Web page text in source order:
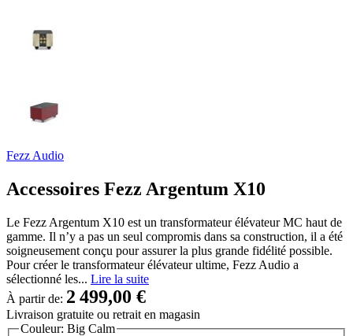
Fezz Audio
Accessoires Fezz Argentum X10
Le Fezz Argentum X10 est un transformateur élévateur MC haut de
gamme. Il n’y a pas un seul compromis dans sa construction, il a été
soigneusement conçu pour assurer la plus grande fidélité possible.
Pour créer le transformateur élévateur ultime, Fezz Audio a
sélectionné les... Lire la suite
À partir de: 2 499,00 €
Livraison gratuite ou retrait en magasin
Couleur: Big Calm